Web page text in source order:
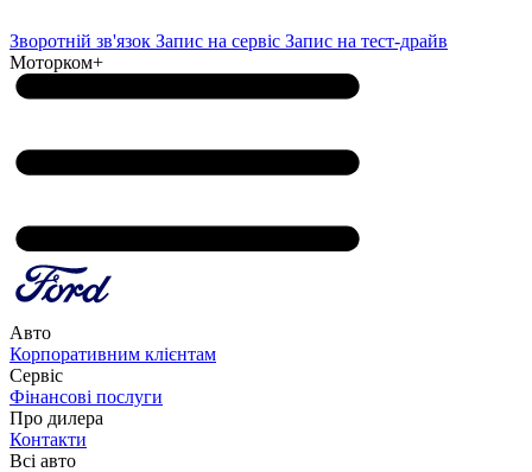
Зворотній зв'язок Запис на сервіс Запис на тест-драйв
Моторком+
Авто
Корпоративним клієнтам
Сервіс
Фінансові послуги
Про дилера
Контакти
Всі авто